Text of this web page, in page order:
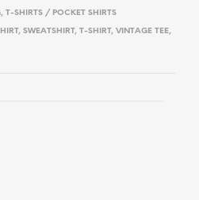
, T-SHIRTS / POCKET SHIRTS
, SWEATSHIRT, T-SHIRT, VINTAGE TEE,